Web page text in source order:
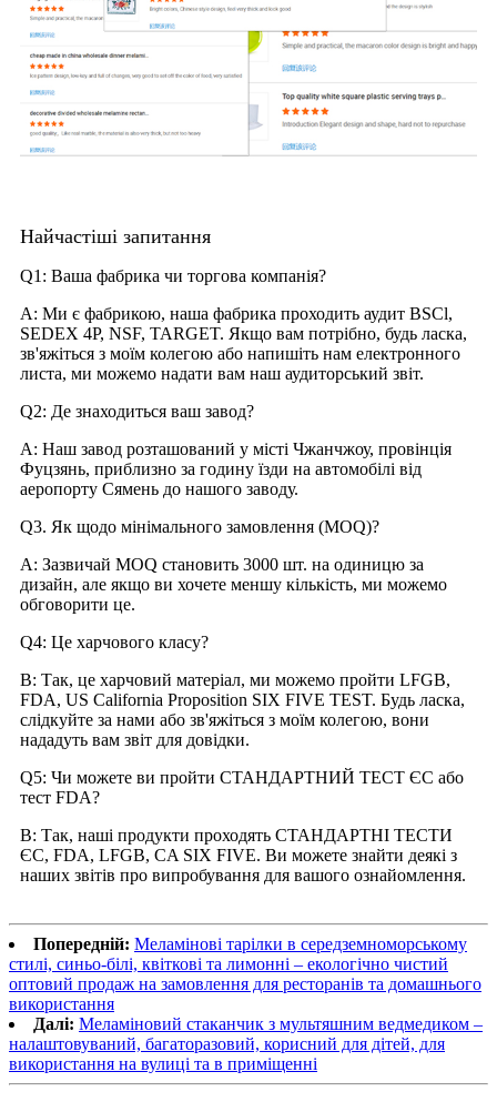
Найчастіші запитання
Q1: Ваша фабрика чи торгова компанія?
A: Ми є фабрикою, наша фабрика проходить аудит BSCl,
SEDEX 4P, NSF, TARGET. Якщо вам потрібно, будь ласка,
зв'яжіться з моїм колегою або напишіть нам електронного
листа, ми можемо надати вам наш аудиторський звіт.
Q2: Де знаходиться ваш завод?
A: Наш завод розташований у місті Чжанчжоу, провінція
Фуцзянь, приблизно за годину їзди на автомобілі від
аеропорту Сямень до нашого заводу.
Q3. Як щодо мінімального замовлення (MOQ)?
A: Зазвичай MOQ становить 3000 шт. на одиницю за
дизайн, але якщо ви хочете меншу кількість, ми можемо
обговорити це.
Q4: Це харчового класу?
В: Так, це харчовий матеріал, ми можемо пройти LFGB,
FDA, US California Proposition SIX FIVE TEST. Будь ласка,
слідкуйте за нами або зв'яжіться з моїм колегою, вони
нададуть вам звіт для довідки.
Q5: Чи можете ви пройти СТАНДАРТНИЙ ТЕСТ ЄС або
тест FDA?
В: Так, наші продукти проходять СТАНДАРТНІ ТЕСТИ
ЄС, FDA, LFGB, CA SIX FIVE. Ви можете знайти деякі з
наших звітів про випробування для вашого ознайомлення.
Попередній: Меламінові тарілки в середземноморському
стилі, синьо-білі, квіткові та лимонні – екологічно чистий
оптовий продаж на замовлення для ресторанів та домашнього
використання
Далі: Меламіновий стаканчик з мультяшним ведмедиком –
налаштовуваний, багаторазовий, корисний для дітей, для
використання на вулиці та в приміщенні